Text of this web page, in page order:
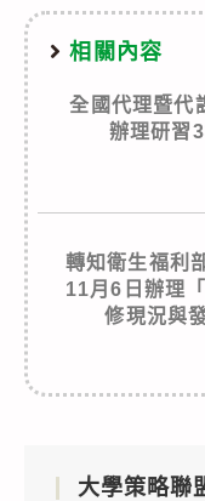
相關內容
全國代理暨代
辦理研習
轉知衛生福利
11月6日辦理
修現況與
大學策略聯